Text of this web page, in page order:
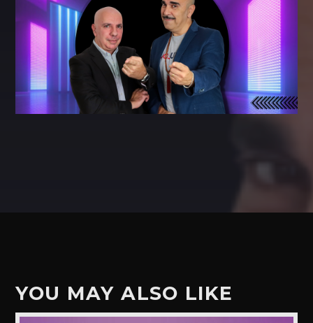
YOU MAY ALSO LIKE